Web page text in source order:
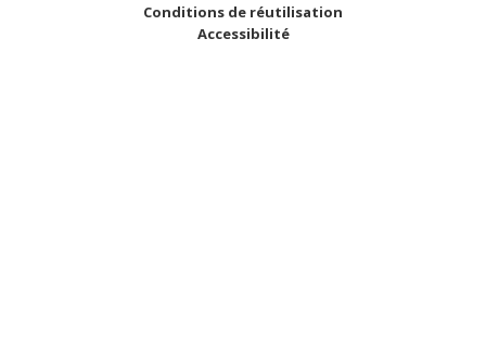
Conditions de réutilisation
Accessibilité